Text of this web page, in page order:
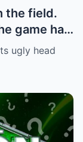
the field.
game had
to
ugly head